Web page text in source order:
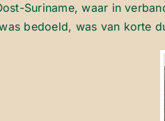
Suriname, waar in
bedoeld, was van korte